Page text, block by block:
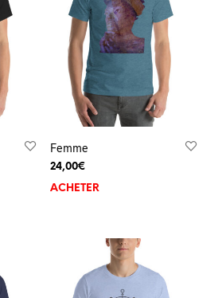
Femme
24,00€
ACHETER